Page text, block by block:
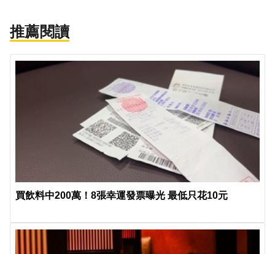
推薦閱讀
買飲料中200萬！8張幸運發票曝光 最低只花10元